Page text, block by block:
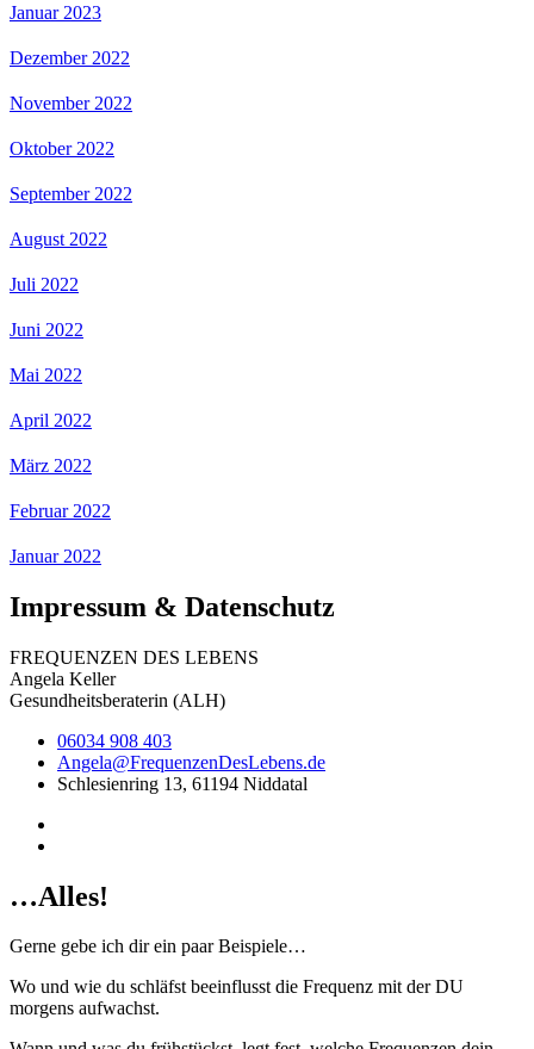
Januar 2023
Dezember 2022
November 2022
Oktober 2022
September 2022
August 2022
Juli 2022
Juni 2022
Mai 2022
April 2022
März 2022
Februar 2022
Januar 2022
Impressum & Datenschutz
FREQUENZEN DES LEBENS
Angela Keller
Gesundheitsberaterin (ALH)
06034 908 403
Angela@FrequenzenDesLebens.de
Schlesienring 13, 61194 Niddatal
…Alles!
Gerne gebe ich dir ein paar Beispiele…
Wo und wie du schläfst beeinflusst die Frequenz mit der DU
morgens aufwachst.